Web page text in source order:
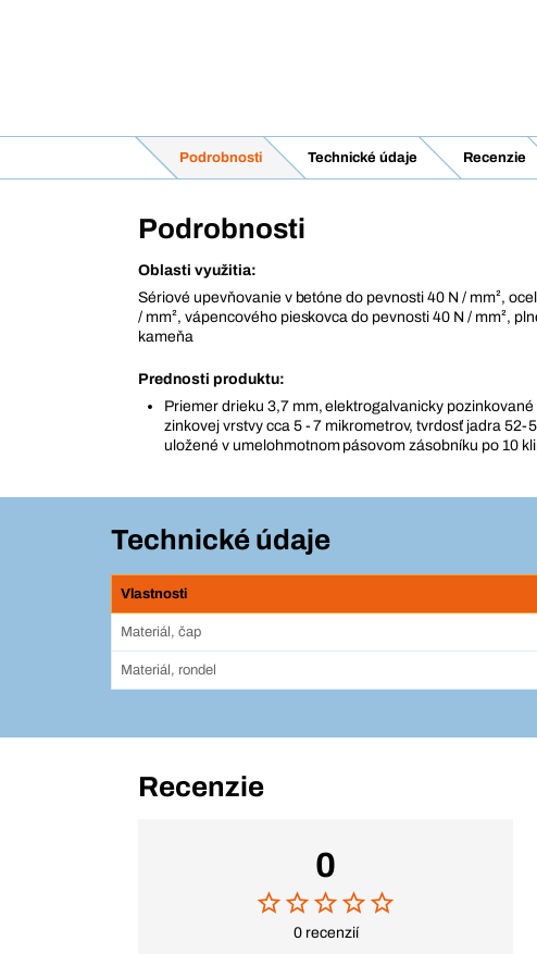
Podrobnosti Technické údaje Recenzie
Podrobnosti
Oblasti využitia:
Sériové upevňovanie v betóne do pevnosti 40 N / mm²,
/ mm², vápencového pieskovca do pevnosti 40 N / mm²,
kameňa
Prednosti produktu:
Priemer drieku 3,7 mm, elektrogalvanicky pozinkované
zinkovej vrstvy cca 5 - 7 mikrometrov, tvrdosť jadra 52-
uložené v umelohmotnom pásovom zásobníku po 10
Technické údaje
Vlastnosti
Materiál, čap
Materiál, rondel
Recenzie
0
0 recenzií